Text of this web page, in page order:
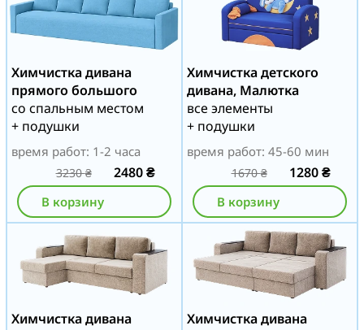
Химчистка дивана
прямого большого
со спальным местом
+ подушки
время работ: 1-2 часа
3230₴ 2480₴
В корзину
Химчистка детского
дивана, Малютка
все элементы
+ подушки
время работ: 45-60 мин
1670₴ 1280₴
В корзину
Химчистка дивана
Химчистка дивана